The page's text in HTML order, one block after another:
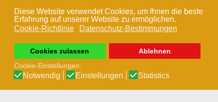
Diese Website verwendet Cookies, um Ihnen die beste
Erfahrung auf unserer Website zu ermöglichen.
Cookie-Richtlinie
Datenschutz-Bestimmungen
Cookies zulassen
Ablehnen
Cookie-Einstellungen:
Notwendig Einstellungen Statistics
Zum Hauptinhalt springen